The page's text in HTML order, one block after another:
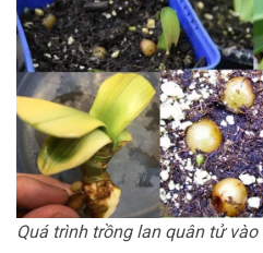
Quá trình trồng lan quân tử